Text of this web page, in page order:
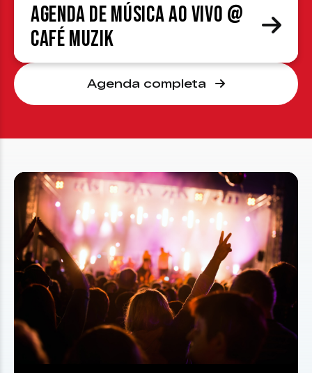
Agenda de Música ao Vivo @
Café Muzik
Agenda completa